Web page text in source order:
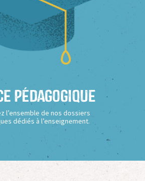
Pédagogique
l’ensemble de nos dossiers
dédiés à l’enseignement.